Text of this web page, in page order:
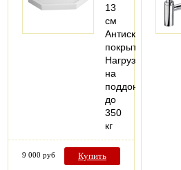
13
см
Антискользящее
покрытие
Нагрузка
на
поддон
до
350
кг
9 000 руб Купить